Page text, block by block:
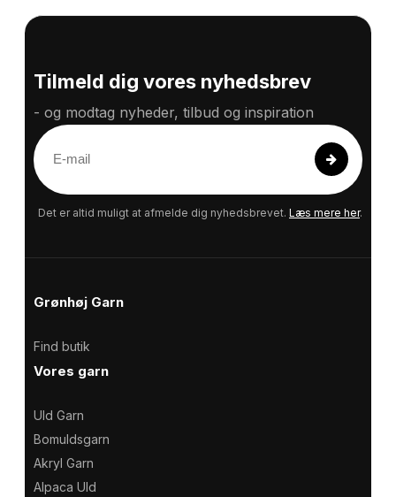
Tilmeld dig vores nyhedsbrev
- og modtag nyheder, tilbud og inspiration
E
m
a
Det er altid muligt at afmelde dig nyhedsbrevet. Læs mere her.
Grønhøj Garn
Find butik
Vores garn
Uld Garn
Bomuldsgarn
Akryl Garn
Alpaca Uld